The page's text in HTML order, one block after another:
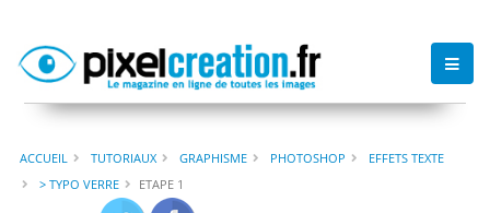
ACCUEIL TUTORIAUX GRAPHISME PHOTOSHOP
EFFETS TEXTE
> TYPO VERRE
ETAPE 1